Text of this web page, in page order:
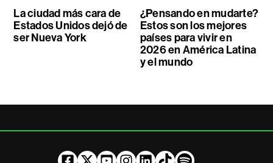
La ciudad más cara de
Estados Unidos dejó de
ser Nueva York
¿Pensando en mudarte?
Estos son los mejores
países para vivir en
2026 en América Latina
y el mundo